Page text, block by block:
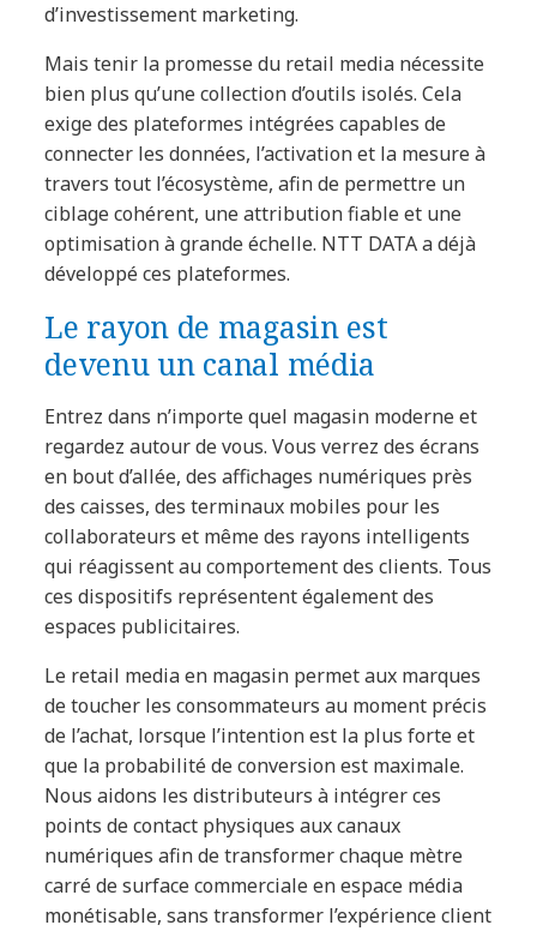
d’investissement marketing.
Mais tenir la promesse du retail media nécessite
bien plus qu’une collection d’outils isolés. Cela
exige des plateformes intégrées capables de
connecter les données, l’activation et la mesure à
travers tout l’écosystème, afin de permettre un
ciblage cohérent, une attribution fiable et une
optimisation à grande échelle. NTT DATA a déjà
développé ces plateformes.
Le rayon de magasin est
devenu un canal média
Entrez dans n’importe quel magasin moderne et
regardez autour de vous. Vous verrez des écrans
en bout d’allée, des affichages numériques près
des caisses, des terminaux mobiles pour les
collaborateurs et même des rayons intelligents
qui réagissent au comportement des clients. Tous
ces dispositifs représentent également des
espaces publicitaires.
Le retail media en magasin permet aux marques
de toucher les consommateurs au moment précis
de l’achat, lorsque l’intention est la plus forte et
que la probabilité de conversion est maximale.
Nous aidons les distributeurs à intégrer ces
points de contact physiques aux canaux
numériques afin de transformer chaque mètre
carré de surface commerciale en espace média
monétisable, sans transformer l’expérience client